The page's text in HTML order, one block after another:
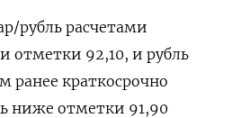
рубль расчетами
отметки 92,10, и рубль
ранее краткосрочно
ниже отметки 91,90